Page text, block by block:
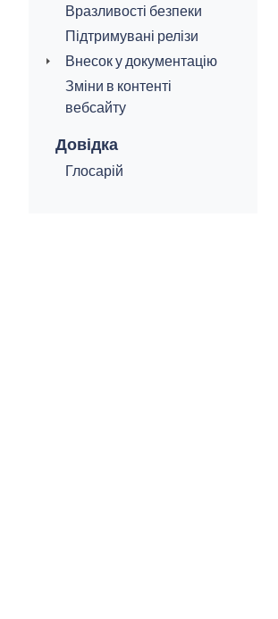
Вразливості безпеки
Підтримувані релізи
Внесок у документацію
Зміни в контенті
вебсайту
Довідка
Глосарій